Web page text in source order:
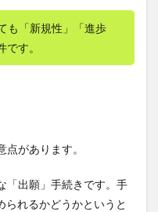
も「新規性」「進歩
す。
があります。
「出願」手続きです。手
られるかどうかというと